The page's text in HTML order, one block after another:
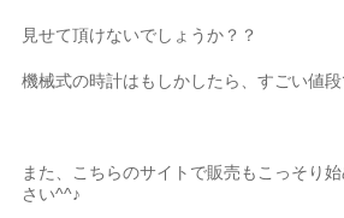
見せて頂けないでしょうか？？
機械式の時計はもしかしたら、すごい値
また、こちらのサイトで販売もこっそり
さい^^♪